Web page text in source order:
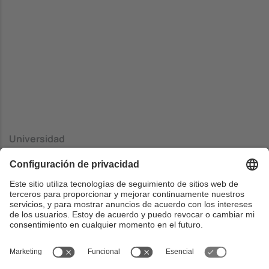
Universidad
Faculty of Engineering Science
País
Web